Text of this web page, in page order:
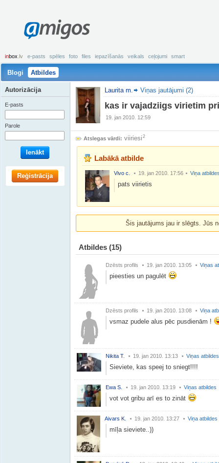
amigos
inbox .lv e-pasts spēles foto files iepazīšanās veikals ceļojumi smart
Blogi Atbildes
Laurita m. Viņas jautājumi (2)
kas ir vajadziigs virietim
19. jan 2010. 12:59
Atslegas vārdi: viiriesi 2
Labākā atbilde
Vivo c. 19. jan 2010. 17:56 Viņa
pats viirietis
Šis jautājums jau ir slēgts. Jūs
Atbildes (15)
Dzēsts profils 19. jan 2010. 13:05 Viņas
pieesties un pagulēt
Dzēsts profils 19. jan 2010. 13:08 Viņa
vsmaz pudele alus pēc pusdienām !
Nikita T. 19. jan 2010. 13:13 Viņas atbildes
Sieviete, kas speej to sniegt!!!!
Ewa S. 19. jan 2010. 13:19 Viņas atbildes
vot vot gribu arī es to zināt
Aivars K. 19. jan 2010. 13:27 Viņa atbildes
mīļa sieviete..))
Autorizācija
E-pasts
Parole
Ienākt
Reģistrācija